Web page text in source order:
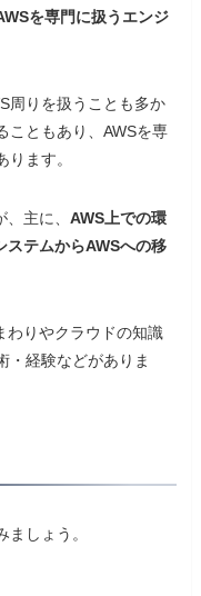
を専門に扱うエンジ
周りを扱うことも多か
こともあり、AWSを専
ます。
、主に、AWS上での環
ステムからAWSへの移
わりやクラウドの知識
・経験などがありま
しょう。